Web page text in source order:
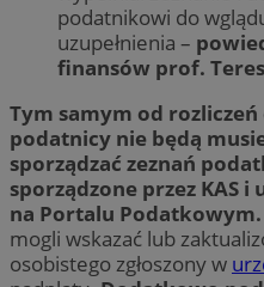
podatnikowi do
uzupełnienia –
finansów prof.
Tym samym od
podatnicy nie będą
sporządzać zeznań
sporządzone przez KAS
na Portalu Podatkowym.
mogli wskazać lub
osobistego zgłoszony w